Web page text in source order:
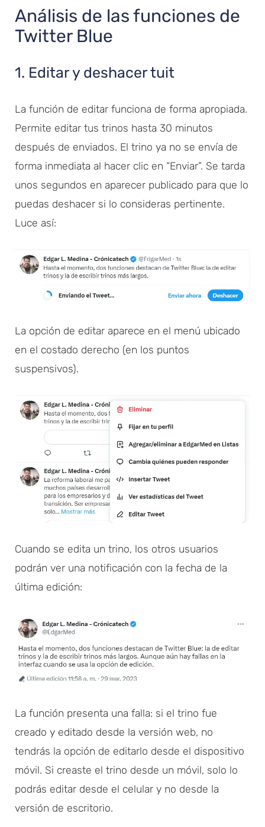
Análisis de las funciones de
Twitter Blue
1. Editar y deshacer tuit
La función de editar funciona de forma apropiada.
Permite editar tus trinos hasta 30 minutos
después de enviados. El trino ya no se envía de
forma inmediata al hacer clic en “Enviar”. Se tarda
unos segundos en aparecer publicado para que lo
puedas deshacer si lo consideras pertinente.
Luce así:
La opción de editar aparece en el menú ubicado
en el costado derecho (en los puntos
suspensivos).
Cuando se edita un trino, los otros usuarios
podrán ver una notificación con la fecha de la
última edición:
La función presenta una falla: si el trino fue
creado y editado desde la versión web, no
tendrás la opción de editarlo desde el dispositivo
móvil. Si creaste el trino desde un móvil, solo lo
podrás editar desde el celular y no desde la
versión de escritorio.